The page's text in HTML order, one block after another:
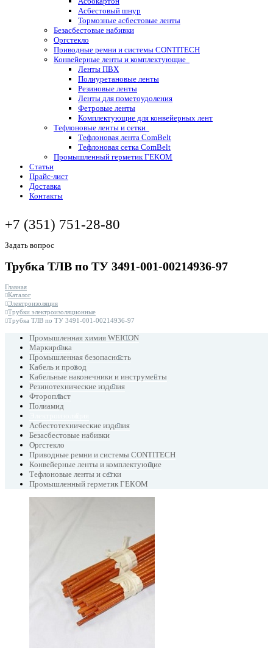
Асбестовый шнур
Тормозные асбестовые ленты
Безасбестовые набивки
Оргстекло
Приводные ремни и системы CONTITECH
Конвейерные ленты и комплектующие
Ленты ПВХ
Полиуретановые ленты
Резиновые ленты
Ленты для пометоудоления
Фетровые ленты
Комплектующие для конвейерных лент
Тефлоновые ленты и сетки
Тефлоновая лента ComBelt
Тефлоновая сетка ComBelt
Промышленный герметик ГЕКОМ
Статьи
Прайс-лист
Доставка
Контакты
+7 (351) 751-28-80
Задать вопрос
Трубка ТЛВ по ТУ 3491-001-00214936-97
Главная
Каталог
Электроизоляция
Трубки электроизоляционные
Трубка ТЛВ по ТУ 3491-001-00214936-97
Промышленная химия WEICON
Маркировка
Промышленная безопасность
Кабель и провод
Кабельные наконечники и инструменты
Резинотехнические изделия
Фторопласт
Полиамид
Асбестотехнические изделия
Безасбестовые набивки
Оргстекло
Приводные ремни и системы CONTITECH
Конвейерные ленты и комплектующие
Тефлоновые ленты и сетки
Промышленный герметик ГЕКОМ